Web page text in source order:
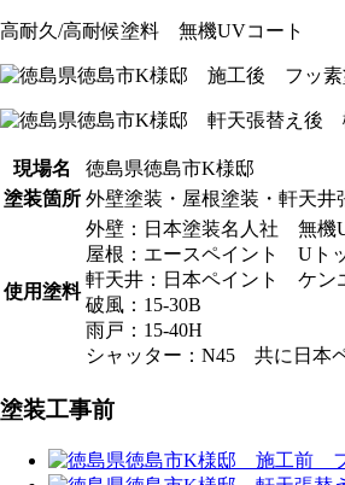
高耐久/高耐候塗料 無機UVコート
現場名
徳島県徳島市K様邸
塗装箇所 外壁塗装・屋根塗装・軒天井
使用塗料
外壁：日本塗装名人社 無機
屋根：エースペイント Uト
軒天井：日本ペイント ケ
破風：15-30B
雨戸：15-40H
シャッター：N45 共に日本
塗装工事前